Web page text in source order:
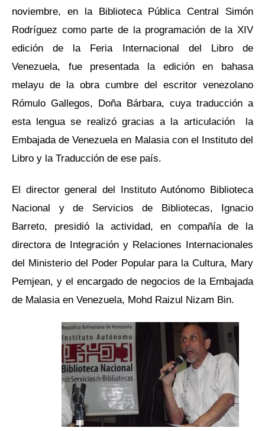
noviembre, en la Biblioteca Pública Central Simón
Rodríguez como parte de la programación de la XIV
edición de la Feria Internacional del Libro de
Venezuela, fue presentada la edición en bahasa
melayu de la obra cumbre del escritor venezolano
Rómulo Gallegos, Doña Bárbara, cuya traducción a
esta lengua se realizó gracias a la articulación la
Embajada de Venezuela en Malasia con el Instituto del
Libro y la Traducción de ese país.
El director general del Instituto Autónomo Biblioteca
Nacional y de Servicios de Bibliotecas, Ignacio
Barreto, presidió la actividad, en compañía de la
directora de Integración y Relaciones Internacionales
del Ministerio del Poder Popular para la Cultura, Mary
Pemjean, y el encargado de negocios de la Embajada
de Malasia en Venezuela, Mohd Raizul Nizam Bin.